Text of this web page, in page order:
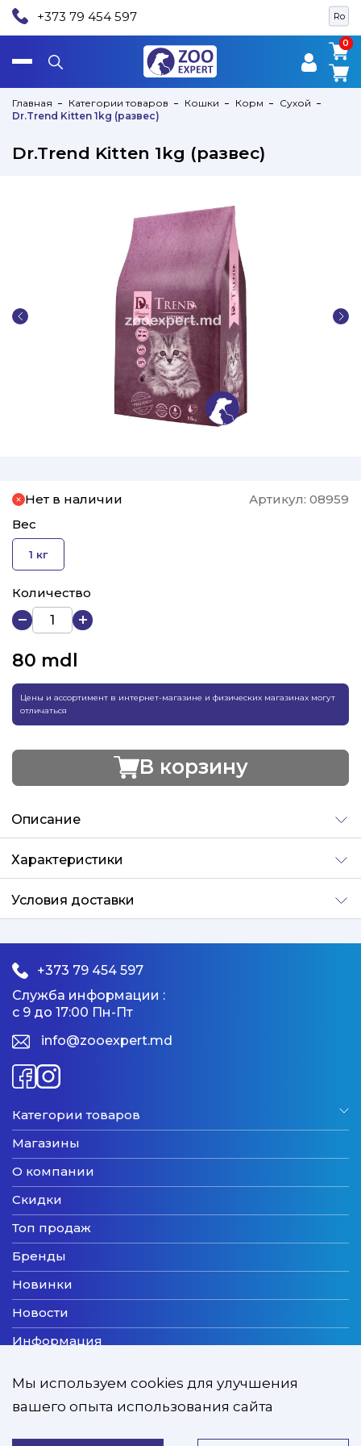
Ro
+373 79 454 597
0
0
Главная Категории товаров Кошки Корм
Сухой
Dr.Trend Kitten 1kg (развес)
Dr.Trend Kitten 1kg (развес)
Нет в наличии Артикул: 08959
Вес
1 кг
Количество
80 mdl
Цены и ассортимент в интернет-магазине и физических магазинах могут
отличаться
В корзину
Описание
Характеристики
Условия доставки
+373 79 454 597
Служба информации :
с 9 до 17:00 Пн-Пт
info@zooexpert.md
Категории товаров
Магазины
О компании
Скидки
Топ продаж
Бренды
Новинки
Новости
Информация
Мы используем cookies для улучшения
вашего опыта использования сайта